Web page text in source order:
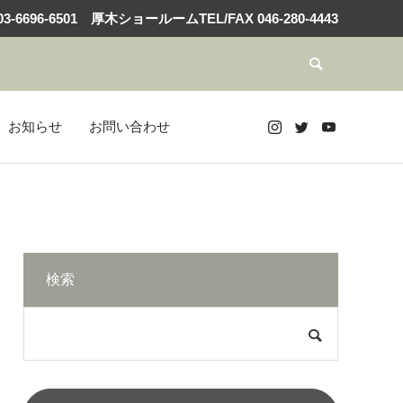
6696-6501 厚木ショールームTEL/FAX 046-280-4443
お知らせ お問い合わせ
検索